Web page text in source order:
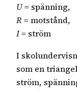
U= spänning,
R = motstånd,
I= ström
I
som en
ström,